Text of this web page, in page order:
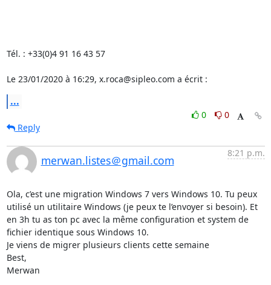
Tél. : +33(0)4 91 16 43 57
Le 23/01/2020 à 16:29, x.roca@sipleo.com a écrit :
...
0
0
Reply
merwan.listes＠gmail.com
8:21 p.m.
Ola, c’est une migration Windows 7 vers Windows 10. Tu peux
utilisé un utilitaire Windows (je peux te l’envoyer si besoin). Et
en 3h tu as ton pc avec la même configuration et system de
fichier identique sous Windows 10.
Je viens de migrer plusieurs clients cette semaine
Best,
Merwan